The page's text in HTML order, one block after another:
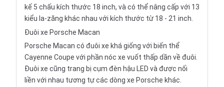
kế 5 chấu kích thước 18 inch, và có thể nâng cấp với 13
kiểu la-zăng khác nhau với kích thước từ 18 - 21 inch.
Đuôi xe Porsche Macan
Porsche Macan có đuôi xe khá giống với biến thể
Cayenne Coupe với phần nóc xe vuốt thấp dần về đuôi.
Đuôi xe cũng trang bị cụm đèn hậu LED và được nối
liền với nhau tương tự các dòng xe Porsche khác.